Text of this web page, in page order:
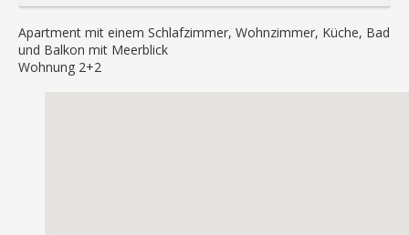
Apartment mit einem Schlafzimmer, Wohnzimmer, Küche, Bad
und Balkon mit Meerblick
Wohnung 2+2